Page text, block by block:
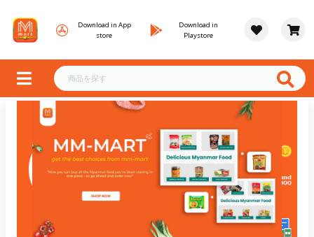
Download in App
store
Download in
Playstore